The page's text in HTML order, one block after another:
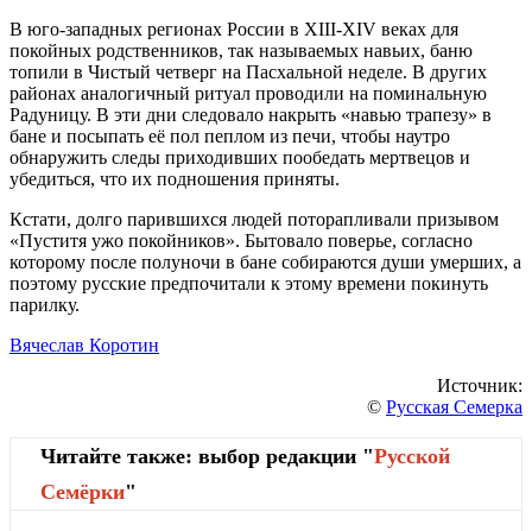
В юго-западных регионах России в XIII-XIV веках для
покойных родственников, так называемых навьих, баню
топили в Чистый четверг на Пасхальной неделе. В других
районах аналогичный ритуал проводили на поминальную
Радуницу. В эти дни следовало накрыть «навью трапезу» в
бане и посыпать её пол пеплом из печи, чтобы наутро
обнаружить следы приходивших пообедать мертвецов и
убедиться, что их подношения приняты.
Кстати, долго парившихся людей поторапливали призывом
«Пуститя ужо покойников». Бытовало поверье, согласно
которому после полуночи в бане собираются души умерших, а
поэтому русские предпочитали к этому времени покинуть
парилку.
Вячеслав Коротин
Источник:
© Русская Семерка
Читайте также: выбор редакции "Русской
Cемёрки"